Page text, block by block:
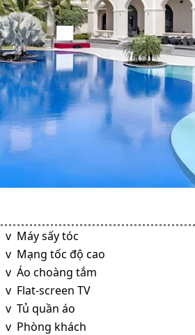
v Máy sấy tóc
v Mạng tốc độ cao
v Áo choàng tắm
v Flat-screen TV
v Tủ quần áo
v Phòng khách